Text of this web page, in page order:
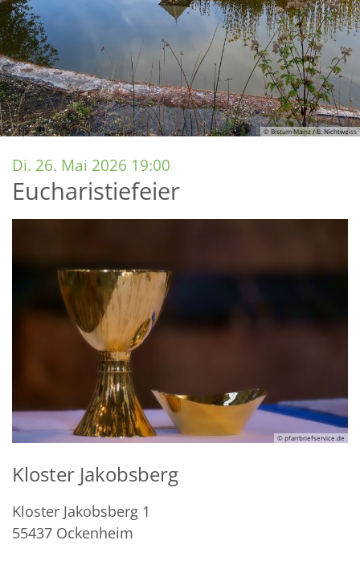
© Bistum Mainz / B. Nichtweiss
Di. 26. Mai 2026 19:00
Eucharistiefeier
© pfarrbriefservice.de
Kloster Jakobsberg
Kloster Jakobsberg 1
55437 Ockenheim